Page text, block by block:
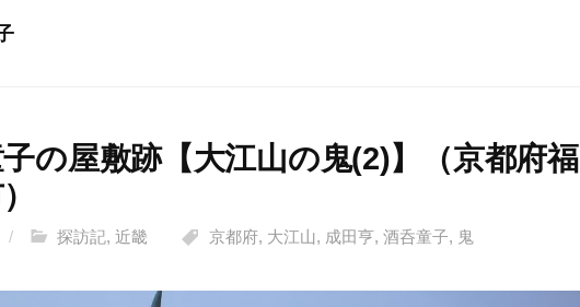
の屋敷跡【大江山の鬼(2)】（京都府福
/ 探訪記, 近畿 京都府, 大江山, 成田亨, 酒呑童子, 鬼